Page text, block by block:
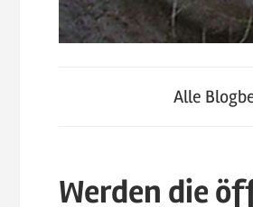
JacoBlök
skigebiete.ch
Alle
Werden die